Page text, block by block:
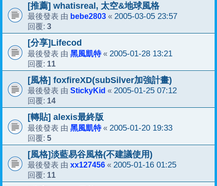
[推薦] whatisreal, 太空&地球風格
最後發表 由 bebe2803 « 2005-03-05 23:57
回覆: 3
[分享]Lifecod
最後發表 由 黑風凱特« 2005-01-28 13:21
回覆: 11
[風格] foxfireXD(subSilver加強計畫)
最後發表 由 StickyKid « 2005-01-25 07:12
回覆: 14
[轉貼] alexis最終版
最後發表 由 黑風凱特« 2005-01-20 19:33
回覆: 5
[風格]淡藍易谷風格(不建議使用)
最後發表 由 xx127456 « 2005-01-16 01:25
回覆: 11